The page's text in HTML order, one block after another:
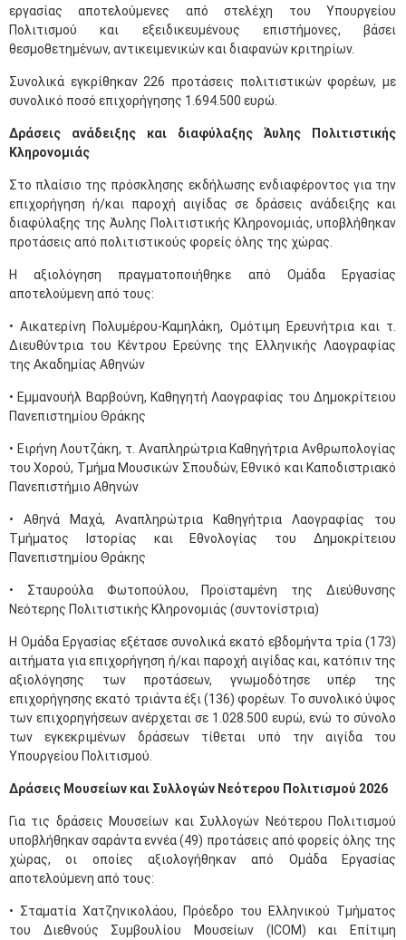
εργασίας αποτελούμενες από στελέχη του Υπουργείου
Πολιτισμού και εξειδικευμένους επιστήμονες, βάσει
θεσμοθετημένων, αντικειμενικών και διαφανών κριτηρίων.
Συνολικά εγκρίθηκαν 226 προτάσεις πολιτιστικών φορέων, με
συνολικό ποσό επιχορήγησης 1.694.500 ευρώ.
Δράσεις ανάδειξης και διαφύλαξης Άυλης Πολιτιστικής
Κληρονομιάς
Στο πλαίσιο της πρόσκλησης εκδήλωσης ενδιαφέροντος για την
επιχορήγηση ή/και παροχή αιγίδας σε δράσεις ανάδειξης και
διαφύλαξης της Άυλης Πολιτιστικής Κληρονομιάς, υποβλήθηκαν
προτάσεις από πολιτιστικούς φορείς όλης της χώρας.
Η αξιολόγηση πραγματοποιήθηκε από Ομάδα Εργασίας
αποτελούμενη από τους:
• Αικατερίνη Πολυμέρου-Καμηλάκη, Ομότιμη Ερευνήτρια και τ.
Διευθύντρια του Κέντρου Ερεύνης της Ελληνικής Λαογραφίας
της Ακαδημίας Αθηνών
• Εμμανουήλ Βαρβούνη, Καθηγητή Λαογραφίας του Δημοκρίτειου
Πανεπιστημίου Θράκης
• Ειρήνη Λουτζάκη, τ. Αναπληρώτρια Καθηγήτρια Ανθρωπολογίας
του Χορού, Τμήμα Μουσικών Σπουδών, Εθνικό και Καποδιστριακό
Πανεπιστήμιο Αθηνών
• Αθηνά Μαχά, Αναπληρώτρια Καθηγήτρια Λαογραφίας του
Τμήματος Ιστορίας και Εθνολογίας του Δημοκρίτειου
Πανεπιστημίου Θράκης
• Σταυρούλα Φωτοπούλου, Προϊσταμένη της Διεύθυνσης
Νεότερης Πολιτιστικής Κληρονομιάς (συντονίστρια)
Η Ομάδα Εργασίας εξέτασε συνολικά εκατό εβδομήντα τρία (173)
αιτήματα για επιχορήγηση ή/και παροχή αιγίδας και, κατόπιν της
αξιολόγησης των προτάσεων, γνωμοδότησε υπέρ της
επιχορήγησης εκατό τριάντα έξι (136) φορέων. Το συνολικό ύψος
των επιχορηγήσεων ανέρχεται σε 1.028.500 ευρώ, ενώ το σύνολο
των εγκεκριμένων δράσεων τίθεται υπό την αιγίδα του
Υπουργείου Πολιτισμού.
Δράσεις Μουσείων και Συλλογών Νεότερου Πολιτισμού 2026
Για τις δράσεις Μουσείων και Συλλογών Νεότερου Πολιτισμού
υποβλήθηκαν σαράντα εννέα (49) προτάσεις από φορείς όλης της
χώρας, οι οποίες αξιολογήθηκαν από Ομάδα Εργασίας
αποτελούμενη από τους:
• Σταματία Χατζηνικολάου, Πρόεδρο του Ελληνικού Τμήματος
του Διεθνούς Συμβουλίου Μουσείων (ICOM) και Επίτιμη